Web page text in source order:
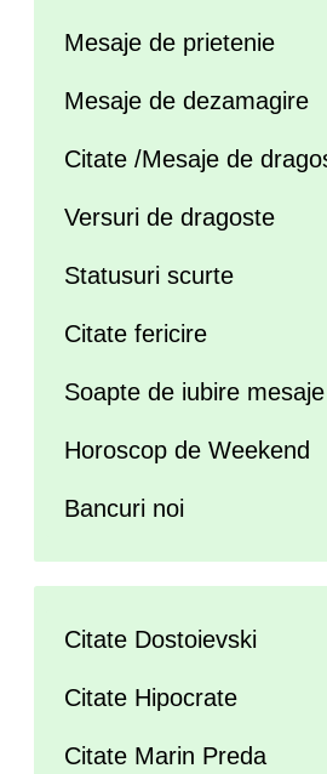
Mesaje de prietenie
Mesaje de dezamagire
Citate /Mesaje de
Versuri de dragoste
Statusuri scurte
Citate fericire
Soapte de iubire mesaje
Horoscop de Weekend
Bancuri noi
Citate Dostoievski
Citate Hipocrate
Citate Marin Preda